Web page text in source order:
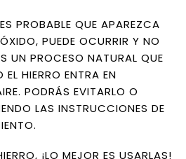
PROBABLE QUE APAREZCA
PUEDE OCURRIR Y NO
UN PROCESO NATURAL QUE
HIERRO ENTRA EN
PODRÁS EVITARLO O
LAS INSTRUCCIONES DE
¡LO MEJOR ES USARLAS!